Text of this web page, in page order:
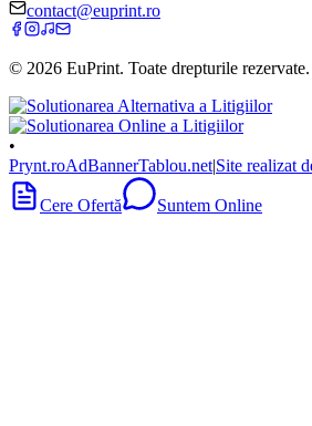
contact@euprint.ro
© 2026 EuPrint. Toate drepturile rezervate.
•
Prynt.roAdBannerTablou.net|Site realizat
Cere Ofertă Suntem Online